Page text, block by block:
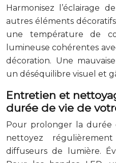
Harmonisez l’éclairage
autres éléments
une température de
lumineuse cohérentes
décoration. Une
un déséquilibre visuel et
Entretien et
durée de vie de
Pour prolonger la durée
nettoyez
diffuseurs de lumière.